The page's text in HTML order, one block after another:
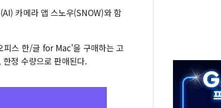
日, 아키타에 일본 최대 규모의 AI 데이터센터 건설 추진
카메라 앱 스노우(SNOW)와 함
피스 한/글 for Mac'을 구매하는 고
정 수량으로 판매된다.